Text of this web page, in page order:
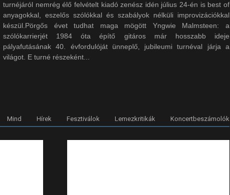
turnéjáról nemrég élő felvételt kiadó zenész idén július 24-én is best of
anyagokkal, eszelős szólókkal és szabályok nélküli improvizációkkal
készül.Pörgős évet tudhat maga mögött Yngwie Malmsteen: a
szólókarrierjét 1984 óta építő gitáros már hosszabb ideje
pályafutásának 40. évfordulóját ünneplő, jubileumi turnéval járja a
világot. E turné részeként...
Mind Hírek Fesztiválok Lemezkritikák Koncertbeszámolók